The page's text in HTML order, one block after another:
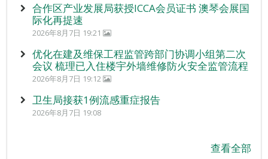
合作区产业发展局获授ICCA会员证书 澳琴会展国
际化再提速
2026年8月7日 19:21
优化在建及维保工程监管跨部门协调小组第二次
会议 梳理已入住楼宇外墙维修防火安全监管流程
2026年8月7日 19:12
卫生局接获1例流感重症报告
2026年8月7日 19:08
查看全部